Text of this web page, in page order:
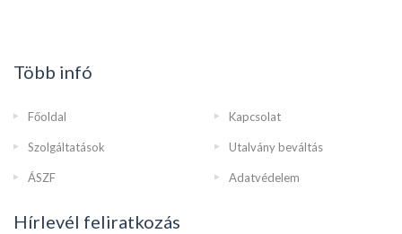
Több infó
Főoldal Kapcsolat
Szolgáltatások Utalvány beváltás
ÁSZF Adatvédelem
Hírlevél feliratkozás